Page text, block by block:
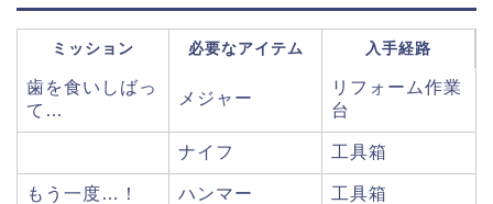
ミッション 必要なアイテム 入手経路
歯を食いしばっ
て…
メジャー
リフォーム作業
台
ナイフ 工具箱
もう一度…！ ハンマー 工具箱